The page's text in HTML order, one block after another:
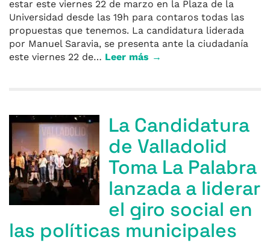
estar este viernes 22 de marzo en la Plaza de la
Universidad desde las 19h para contaros todas las
propuestas que tenemos. La candidatura liderada
por Manuel Saravia, se presenta ante la ciudadanía
este viernes 22 de… Leer más →
La Candidatura
de Valladolid
Toma La Palabra
lanzada a liderar
el giro social en
las políticas municipales